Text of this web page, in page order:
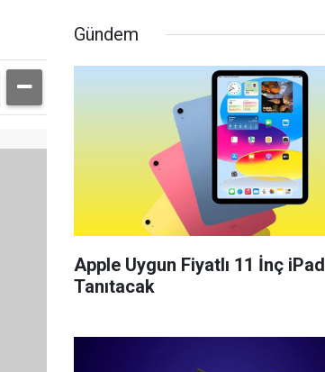
Gündem
Apple Uygun Fiyatlı 11 İnç iPad
Tanıtacak